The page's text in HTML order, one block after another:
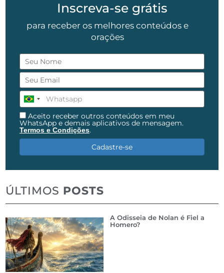
Inscreva-se grátis
para receber os melhores conteúdos e
orações
Aceito receber outros conteúdos em meu
WhatsApp e demais aplicativos de mensagem.
Termos e Condições.
Cadastre-se
ÚLTIMOS POSTS
A Odisseia de Nolan é Fiel a
Homero?